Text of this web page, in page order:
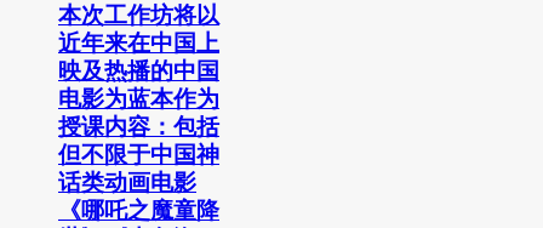
本次工作坊将以
近年来在中国上
映及热播的中国
电影为蓝本作为
授课内容：包括
但不限于中国神
话类动画电影
《哪吒之魔童降